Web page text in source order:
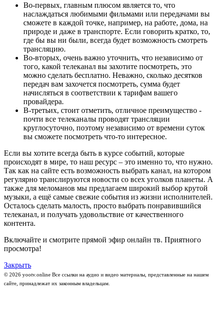
Во-первых, главным плюсом является то, что
наслаждаться любимыми фильмами или передачами вы
сможете в каждой точке, например, на работе, дома, на
природе и даже в транспорте. Если говорить кратко, то,
где бы вы ни были, всегда будет возможность смотреть
трансляцию.
Во-вторых, очень важно уточнить, что независимо от
того, какой телеканал вы захотите посмотреть, это
можно сделать бесплатно. Неважно, сколько десятков
передач вам захочется посмотреть, сумма будет
начисляться в соответствии к тарифам вашего
провайдера.
В-третьих, стоит отметить, отличное преимущество -
почти все телеканалы проводят трансляции
круглосуточно, поэтому независимо от времени суток
вы сможете посмотреть что-то интересное.
Если вы хотите всегда быть в курсе событий, которые
происходят в мире, то наш ресурс – это именно то, что нужно.
Так как на сайте есть возможность выбрать канал, на котором
регулярно транслируются новости со всех уголков планеты. А
также для меломанов мы предлагаем широкий выбор крутой
музыки, а ещё самые свежие события из жизни исполнителей.
Осталось сделать малость, просто выбрать понравившийся
телеканал, и получать удовольствие от качественного
контента.
Включайте и смотрите прямой эфир онлайн тв. Приятного
просмотра!
Закрыть
© 2026 yootv.online Все ссылки на аудио и видео материалы, представленные на нашем
сайте, принадлежат их законным владельцам.